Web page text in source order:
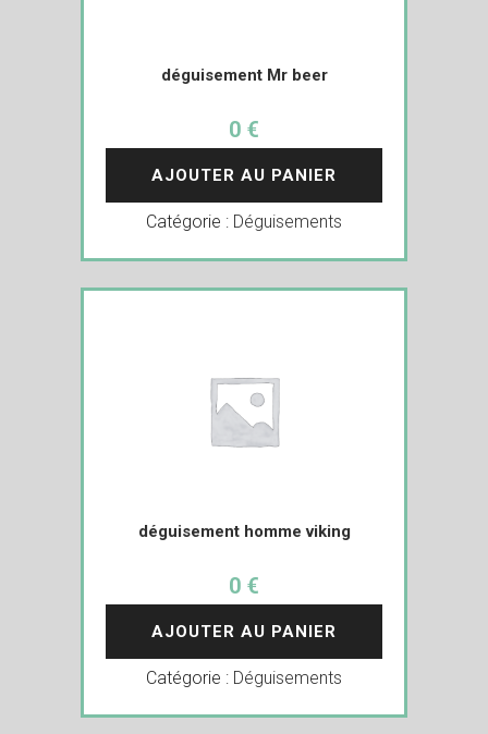
déguisement Mr beer
0 €
AJOUTER AU PANIER
Catégorie : Déguisements
déguisement homme viking
0 €
AJOUTER AU PANIER
Catégorie : Déguisements